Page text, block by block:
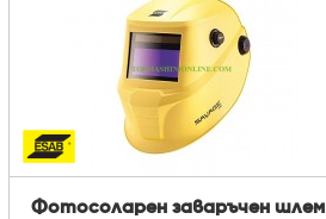
Фотосоларен заваръчен шлем